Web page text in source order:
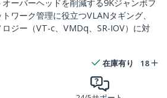
ーバーヘッドを削減する9Kジャンボフ
ワーク管理に役立つVLANタギング、
ジー（VT-c、VMDq、SR-IOV）に対
在庫有り 18